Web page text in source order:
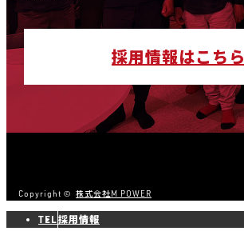
採用情報はこちら
Copyright © 株式会社M POWER
TEL採用情報